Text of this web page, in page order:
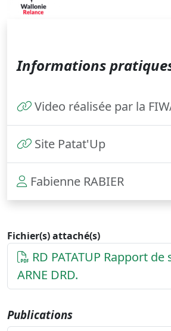
Informations
Video réalisée par la
Site Patat'Up
Fabienne RABIER
Fichier(s) attaché(s)
RD PATATUP Rapport
ARNE DRD.
Publications